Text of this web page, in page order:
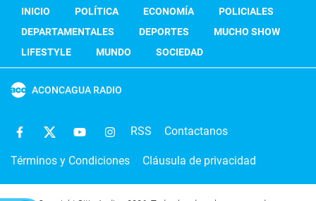
INICIO POLÍTICA ECONOMÍA
POLICIALES
DEPARTAMENTALES
DEPORTES
MUCHO SHOW
LIFESTYLE
MUNDO SOCIEDAD
ACONCAGUA RADIO
RSS Contactanos
Términos y Condiciones Cláusula de privacidad